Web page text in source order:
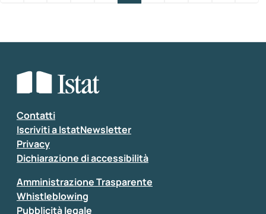
Contatti
Iscriviti a IstatNewsletter
Privacy
Dichiarazione di accessibilità
Amministrazione Trasparente
Whistleblowing
Pubblicità legale